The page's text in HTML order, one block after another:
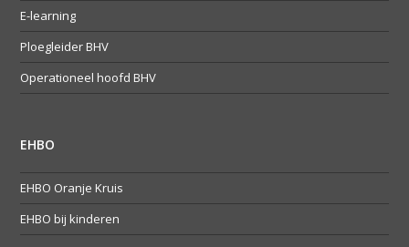
E-learning
Ploegleider BHV
Operationeel hoofd BHV
EHBO
EHBO Oranje Kruis
EHBO bij kinderen